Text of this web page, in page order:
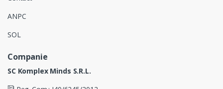
ANPC
SOL
Companie
SC Komplex Minds S.R.L.